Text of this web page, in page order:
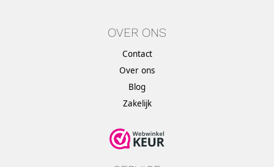
OVER ONS
Contact
Over ons
Blog
Zakelijk